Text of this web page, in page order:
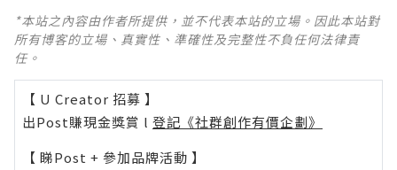
*本站之內容由作者所提供，並不代表本站的立場。因此本站對
所有博客的立場、真實性、準確性及完整性不負任何法律責
任。
【 U Creator 招募 】
出Post賺現金獎賞 l 登記《社群創作有價企劃》
【 睇Post + 參加品牌活動 】